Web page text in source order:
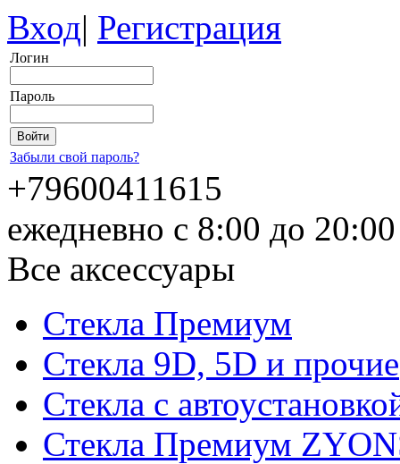
Вход| Регистрация
Логин
Пароль
Забыли свой пароль?
+79600411615
ежедневно с 8:00 до
Все аксессуары
Стекла Премиум
Стекла 9D, 5D и прочие
Стекла с
Стекла Премиум